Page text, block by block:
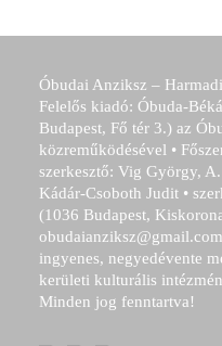
Óbudai Anziksz –
Felelős kiadó: Óbuda-
Budapest, Fő tér 3.) az
közreműködésével •
szerkesztő: Vig György,
Kádár-Csoboth Judit •
(1036 Budapest,
ingyenes, negyedévente
kerületi kulturális
Minden jog fenntartva!